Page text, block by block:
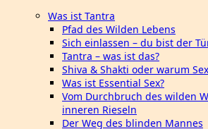
Was ist Tantra
Pfad des Wilden Lebens
Sich einlassen – du bist der
Tantra – was ist das?
Shiva & Shakti oder warum
Was ist Essential Sex?
Vom Durchbruch des wilden
inneren Rieseln
Der Weg des blinden Mannes